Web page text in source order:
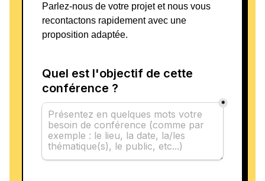
Parlez-nous de votre projet et nous vous
recontactons rapidement avec une
proposition adaptée.